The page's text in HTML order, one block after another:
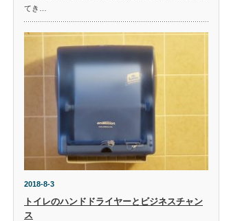
てき…
2018-8-3
トイレのハンドドライヤーとビジネスチャン
ス